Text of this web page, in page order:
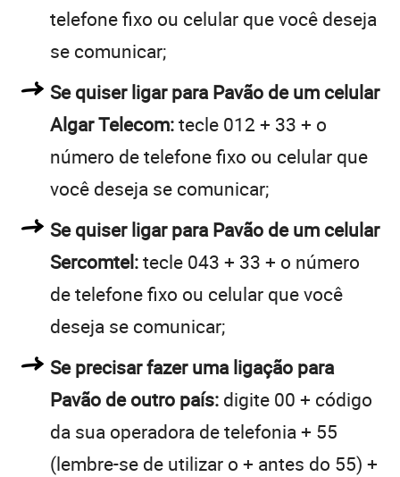
telefone fixo ou celular que você deseja
se comunicar;
Se quiser ligar para Pavão de um celular
Algar Telecom:tecle 012 + 33 + o
número de telefone fixo ou celular que
você deseja se comunicar;
Se quiser ligar para Pavão de um celular
Sercomtel:tecle 043 + 33 + o número
de telefone fixo ou celular que você
deseja se comunicar;
Se precisar fazer uma ligação para
Pavão de outro país: digite 00 + código
da sua operadora de telefonia + 55
(lembre-se de utilizar o + antes do 55) +